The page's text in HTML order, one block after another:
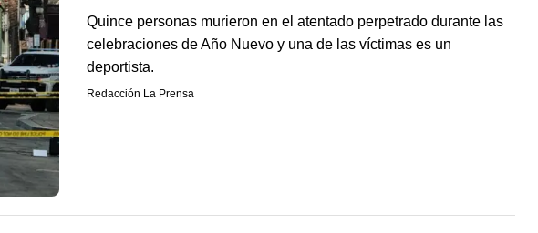
Quince personas murieron en el atentado perpetrado durante las
celebraciones de Año Nuevo y una de las víctimas es un
deportista.
Redacción La Prensa